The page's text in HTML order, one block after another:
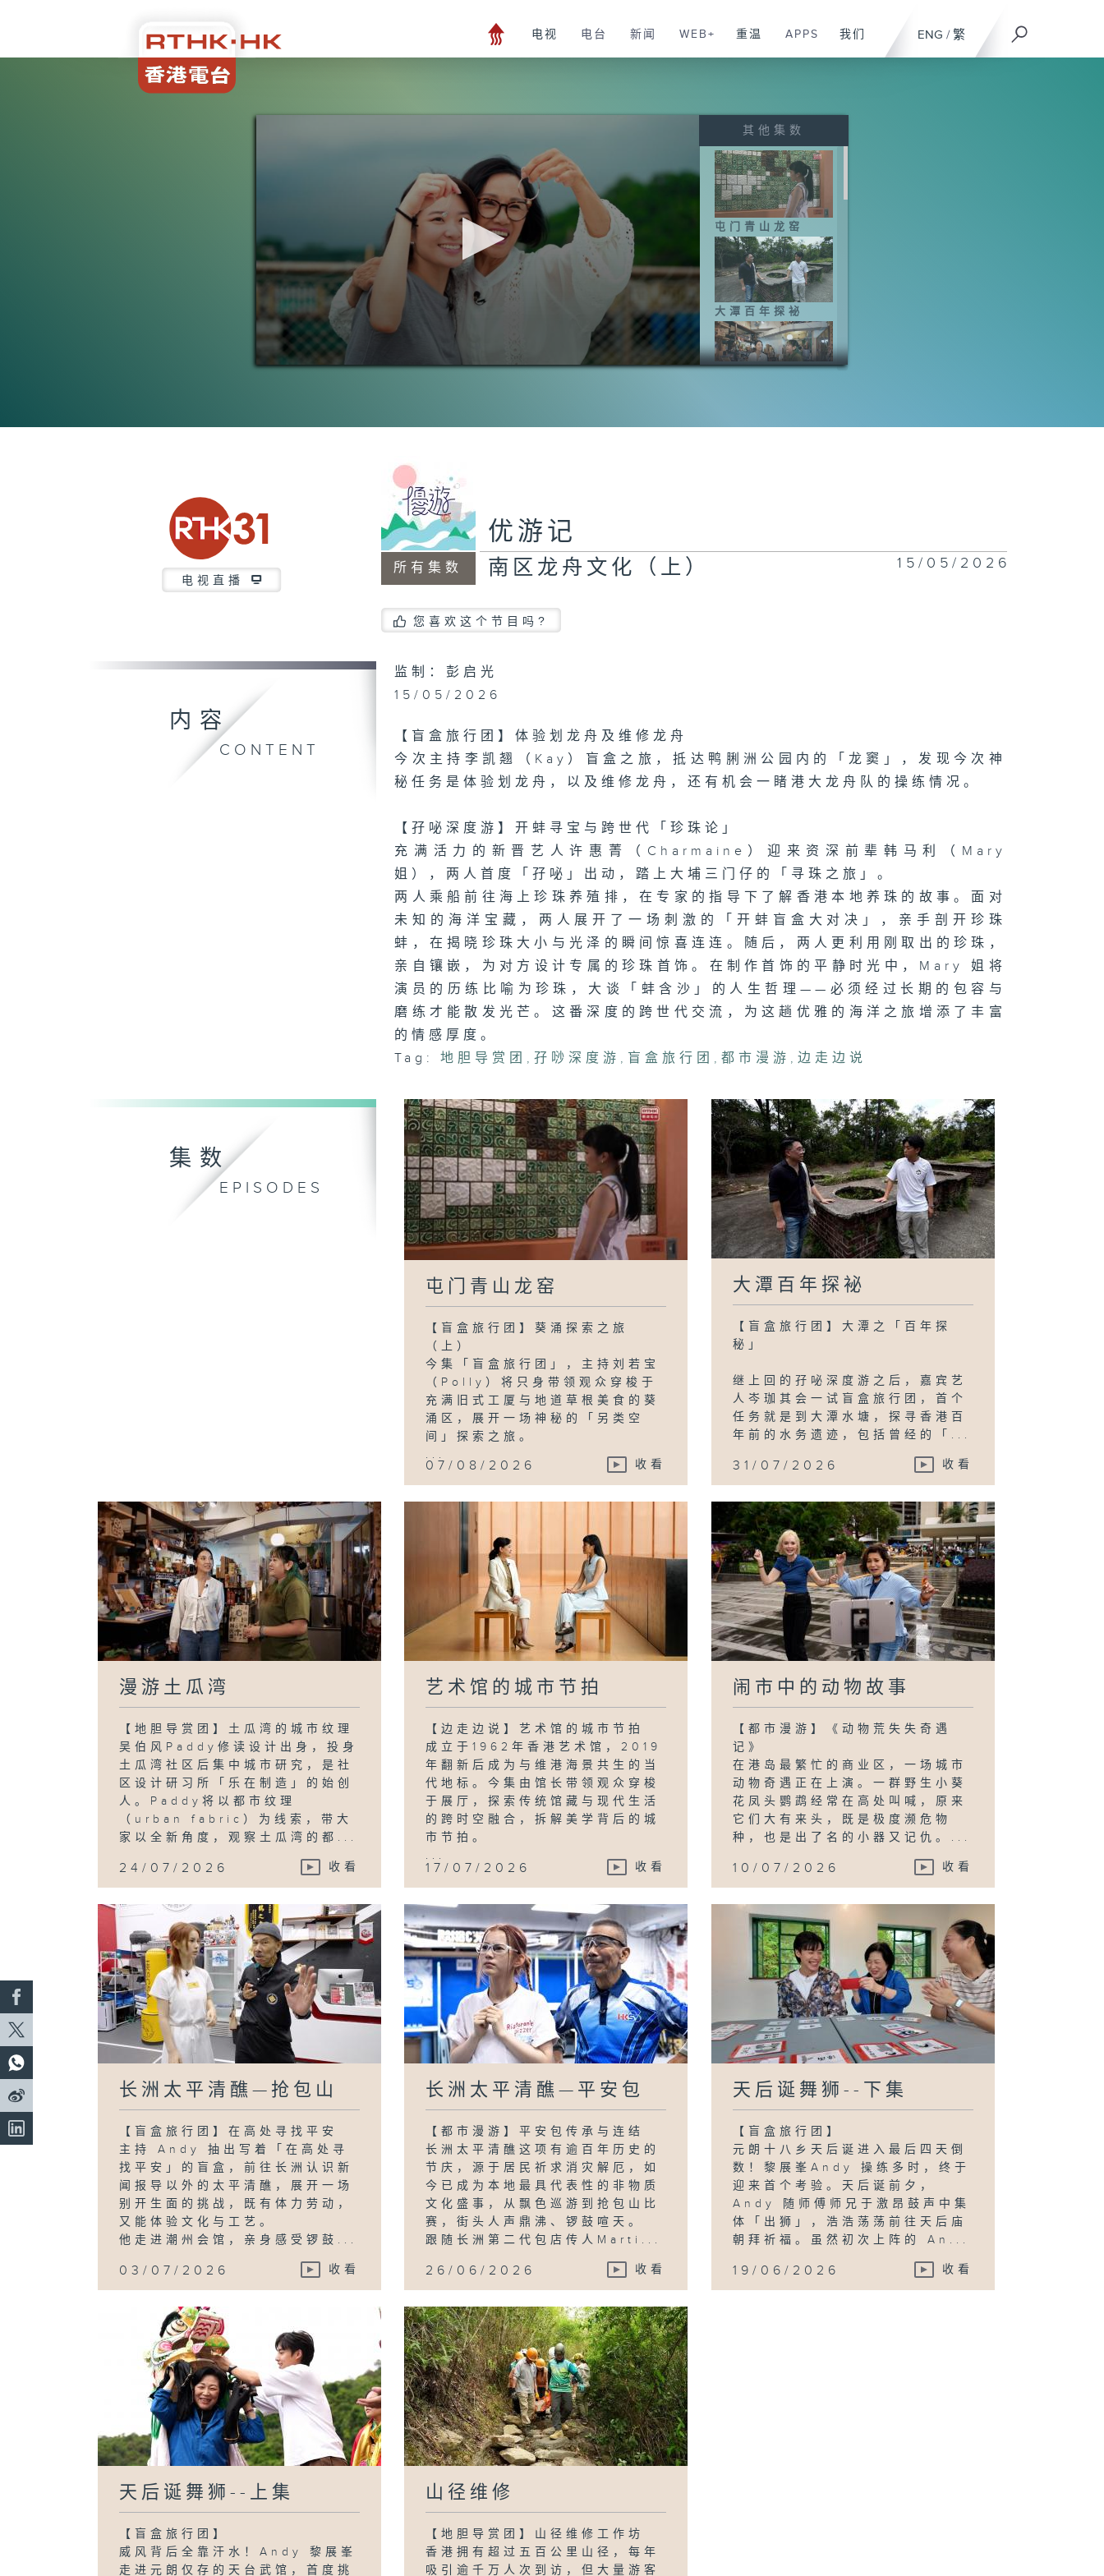
ENG / 繁
电视 电台 新闻 WEB+ 重温 APPS 我们
0
其他集数
屯门青山龙窑
大潭百年探袐
安包
天后诞舞狮--下集
天后诞舞狮--上集
山径维修
电视直播
所有集数
优游记
南区龙舟文化（上） 15/05/2026
您喜欢这个节目吗?
内容
CONTENT
监制：彭启光
15/05/2026
【盲盒旅行团】体验划龙舟及维修龙舟
今次主持李凯翘（Kay）盲盒之旅，抵达鸭脷洲公园内的「龙窦」，发现今次神
秘任务是体验划龙舟，以及维修龙舟，还有机会一睹港大龙舟队的操练情况。
【孖咇深度游】开蚌寻宝与跨世代「珍珠论」
充满活力的新晋艺人许惠菁（Charmaine）迎来资深前辈韩马利（Mary
姐），两人首度「孖咇」出动，踏上大埔三门仔的「寻珠之旅」。
两人乘船前往海上珍珠养殖排，在专家的指导下了解香港本地养珠的故事。面对
未知的海洋宝藏，两人展开了一场刺激的「开蚌盲盒大对决」，亲手剖开珍珠
蚌，在揭晓珍珠大小与光泽的瞬间惊喜连连。随后，两人更利用刚取出的珍珠，
亲自镶嵌，为对方设计专属的珍珠首饰。在制作首饰的平静时光中，Mary 姐将
演员的历练比喻为珍珠，大谈「蚌含沙」的人生哲理——必须经过长期的包容与
磨练才能散发光芒。这番深度的跨世代交流，为这趟优雅的海洋之旅增添了丰富
的情感厚度。
Tag:
地胆导赏团 ,孖唦深度游 , 盲盒旅行团 ,都市漫游 ,边走边说
集数
EPISODES
屯门青山龙窑
【盲盒旅行团】葵涌探索之旅
（上）
今集「盲盒旅行团」，主持刘若宝
（Polly）将只身带领观众穿梭于
充满旧式工厦与地道草根美食的葵
涌区，展开一场神秘的「另类空
间」探索之旅。
...
07/08/2026 收看
大潭百年探袐
【盲盒旅行团】大潭之「百年探
秘」
继上回的孖咇深度游之后，嘉宾艺
人岑珈其会一试盲盒旅行团，首个
任务就是到大潭水塘，探寻香港百
年前的水务遗迹，包括曾经的「...
31/07/2026 收看
漫游土瓜湾
【地胆导赏团】土瓜湾的城市纹理
吴伯风Paddy修读设计出身，投身
土瓜湾社区后集中城市研究，是社
区设计研习所「乐在制造」的始创
人。Paddy将以都市纹理
（urban fabric）为线索，带大
家以全新角度，观察土瓜湾的都...
24/07/2026 收看
艺术馆的城市节拍
【边走边说】艺术馆的城市节拍
成立于1962年香港艺术馆，2019
年翻新后成为与维港海景共生的当
代地标。今集由馆长带领观众穿梭
于展厅，探索传统馆藏与现代生活
的跨时空融合，拆解美学背后的城
市节拍。
...
17/07/2026 收看
闹市中的动物故事
【都市漫游】《动物荒失失奇遇
记》
在港岛最繁忙的商业区，一场城市
动物奇遇正在上演。一群野生小葵
花凤头鹦鹉经常在高处叫喊，原来
它们大有来头，既是极度濒危物
种，也是出了名的小器又记仇。...
10/07/2026 收看
长洲太平清醮—抢包山
【盲盒旅行团】在高处寻找平安
主持 Andy 抽出写着「在高处寻
找平安」的盲盒，前往长洲认识新
闻报导以外的太平清醮，展开一场
别开生面的挑战，既有体力劳动，
又能体验文化与工艺。
他走进潮州会馆，亲身感受锣鼓...
03/07/2026 收看
长洲太平清醮—平安包
【都市漫游】平安包传承与连结
长洲太平清醮这项有逾百年历史的
节庆，源于居民祈求消灾解厄，如
今已成为本地最具代表性的非物质
文化盛事，从飘色巡游到抢包山比
赛，街头人声鼎沸、锣鼓喧天。
跟随长洲第二代包店传人Marti...
26/06/2026 收看
天后诞舞狮--下集
【盲盒旅行团】
元朗十八乡天后诞进入最后四天倒
数！黎展峯Andy 操练多时，终于
迎来首个考验。天后诞前夕，
Andy 随师傅师兄于激昂鼓声中集
体「出狮」，浩浩荡荡前往天后庙
朝拜祈福。虽然初次上阵的 An...
19/06/2026 收看
天后诞舞狮--上集
【盲盒旅行团】
威风背后全靠汗水！Andy 黎展峯
走进元朗仅存的天台武馆，首度挑
山径维修
【地胆导赏团】山径维修工作坊
香港拥有超过五百公里山径，每年
吸引逾千万人次到访，但大量游客